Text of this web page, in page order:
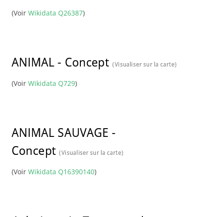
(Voir Wikidata Q26387)
ANIMAL - Concept (Visualiser sur la carte)
(Voir Wikidata Q729)
ANIMAL SAUVAGE -
Concept (Visualiser sur la carte)
(Voir Wikidata Q16390140)